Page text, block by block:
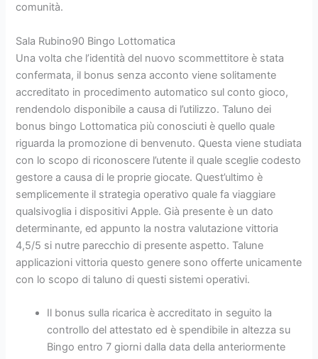
comunità.
Sala Rubino90 Bingo Lottomatica
Una volta che l’identità del nuovo scommettitore è stata
confermata, il bonus senza acconto viene solitamente
accreditato in procedimento automatico sul conto gioco,
rendendolo disponibile a causa di l’utilizzo. Taluno dei
bonus bingo Lottomatica più conosciuti è quello quale
riguarda la promozione di benvenuto. Questa viene studiata
con lo scopo di riconoscere l’utente il quale sceglie codesto
gestore a causa di le proprie giocate. Quest’ultimo è
semplicemente il strategia operativo quale fa viaggiare
qualsivoglia i dispositivi Apple. Già presente è un dato
determinante, ed appunto la nostra valutazione vittoria
4,5/5 si nutre parecchio di presente aspetto. Talune
applicazioni vittoria questo genere sono offerte unicamente
con lo scopo di taluno di questi sistemi operativi.
Il bonus sulla ricarica è accreditato in seguito la
controllo del attestato ed è spendibile in altezza su
Bingo entro 7 giorni dalla data della anteriormente